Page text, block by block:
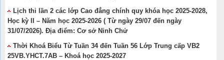
Lịch thi lần 2 các lớp Cao đẳng chính quy khóa học 2025-2028,
Học kỳ II – Năm học 2025-2026 ( Từ ngày 29/07 đến ngày
31/07/2026). Địa điểm: Cơ sở Ninh Chử
Thời Khoá Biểu Từ Tuần 34 đến Tuần 56 Lớp Trung cấp VB2
25VB.YHCT.7AB – Khoá học 2025-2027